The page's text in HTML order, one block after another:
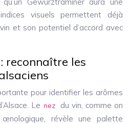
visuels permettent déjà
et son potentiel d’accord avec
reconnaître les
pour identifier les arômes
Le nez du vin, comme on
révèle une palette